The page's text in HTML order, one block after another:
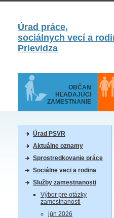
Úrad práce,
sociálnych vecí a
Prievidza
OBČAN
HĽADAJÚCI
ZAMESTNANIE
Úrad PSVR
Aktuálne oznamy
Sprostredkovanie práce
Sociálne veci a rodina
Služby zamestnanosti
Výbor pre otázky
zamestnanosti
jún 2026